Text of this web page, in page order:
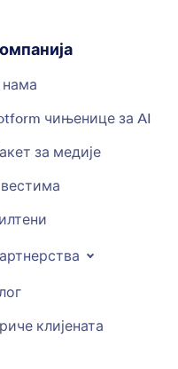
чињенице за AI
за медије
клијената